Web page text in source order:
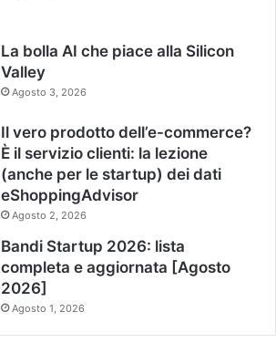
La bolla AI che piace alla Silicon
Valley
Agosto 3, 2026
Il vero prodotto dell’e-commerce?
È il servizio clienti: la lezione
(anche per le startup) dei dati
eShoppingAdvisor
Agosto 2, 2026
Bandi Startup 2026: lista
completa e aggiornata [Agosto
2026]
Agosto 1, 2026